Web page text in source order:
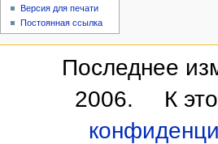
Версия для печати
Постоянная ссылка
Последнее
2006.
К